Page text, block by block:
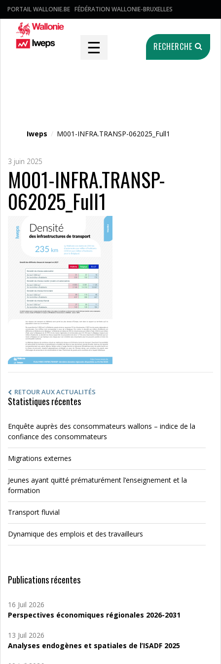
PORTAIL WALLONIE.BE FÉDÉRATION WALLONIE-BRUXELLES
☰ RECHERCHE
Iweps / M001-INFRA.TRANSP-062025_Full1
3 juin 2025
M001-INFRA.TRANSP-
062025_Full1
RETOUR AUX ACTUALITÉS
Statistiques récentes
Enquête auprès des consommateurs wallons – indice de la
confiance des consommateurs
Migrations externes
Jeunes ayant quitté prématurément l’enseignement et la
formation
Transport fluvial
Dynamique des emplois et des travailleurs
Publications récentes
16 Juil 2026
Perspectives économiques régionales 2026-2031
13 Juil 2026
Analyses endogènes et spatiales de l’ISADF 2025